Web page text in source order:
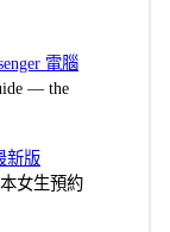
電腦
— the
新版
女生預約